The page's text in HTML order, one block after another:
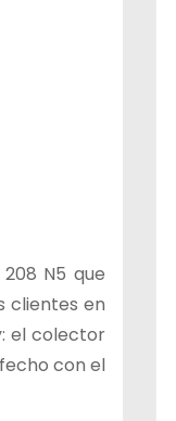
N5 que
clientes en
el colector
con el